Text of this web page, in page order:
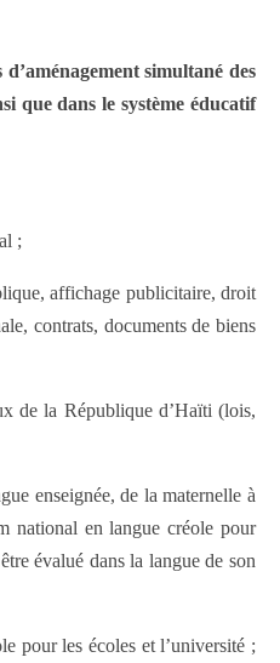
simultané des
que dans le système éducatif
;
affichage publicitaire, droit
contrats, documents de biens
de la République d’Haïti (lois,
enseignée, de la maternelle à
national en langue créole pour
évalué dans la langue de son
pour les écoles et l’université ;